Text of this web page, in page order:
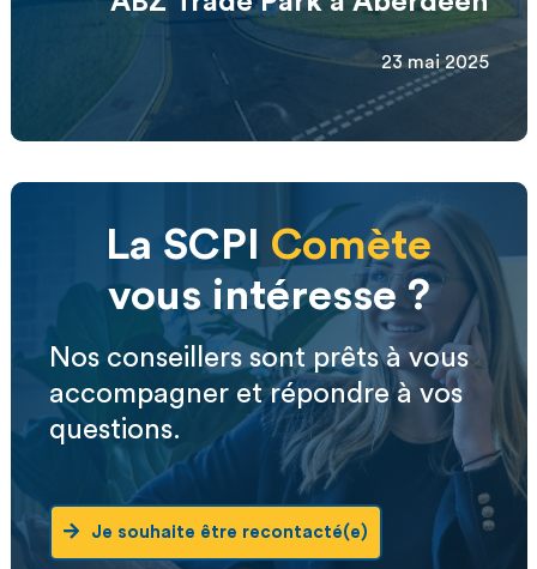
23 mai 2025
La SCPI Comète
vous intéresse ?
Nos conseillers sont prêts à vous
accompagner et répondre à vos
questions.
Je souhaite être recontacté(e)